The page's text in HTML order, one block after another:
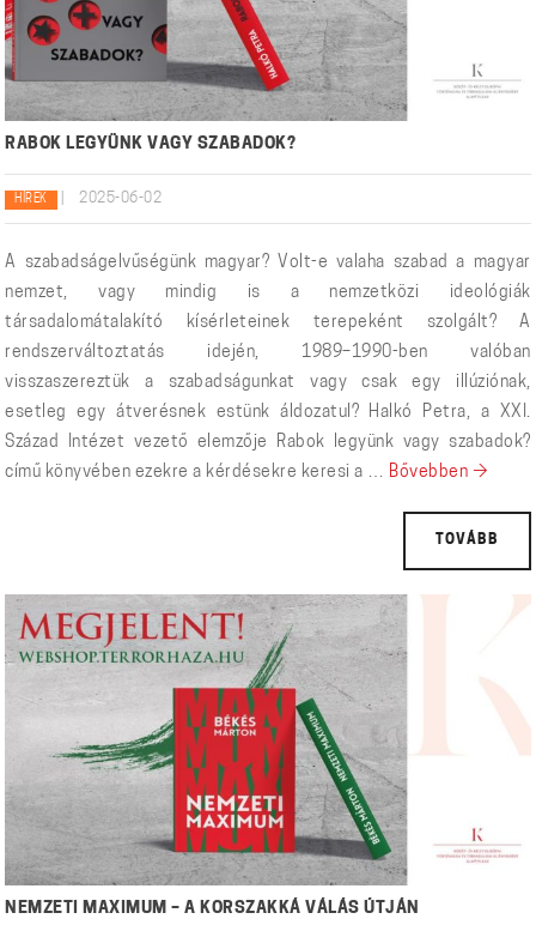
RABOK LEGYÜNK VAGY SZABADOK?
HÍREK 2025-06-02
A szabadságelvűségünk magyar? Volt-e valaha szabad a magyar
nemzet, vagy mindig is a nemzetközi ideológiák
társadalomátalakító kísérleteinek terepeként szolgált? A
rendszerváltoztatás idején, 1989–1990-ben valóban
visszaszereztük a szabadságunkat vagy csak egy illúziónak,
esetleg egy átverésnek estünk áldozatul? Halkó Petra, a XXI.
Század Intézet vezető elemzője Rabok legyünk vagy szabadok?
című könyvében ezekre a kérdésekre keresi a … Bővebben RABOK
→
TOVÁBB
NEMZETI MAXIMUM – A KORSZAKKÁ VÁLÁS ÚTJÁN